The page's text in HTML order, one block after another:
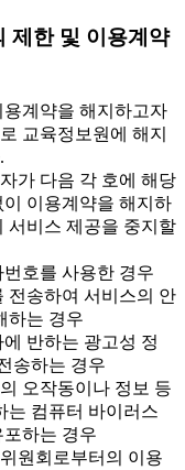
제한 및 이용계약
계약을 해지하고자
교육정보원에 해지
가 다음 각 호에 해당
이용계약을 해지하
서비스 제공을 중지할
호를 사용한 경우
전송하여 서비스의 안
하는 경우
반하는 광고성 정
송하는 경우
오작동이나 정보 등
는 컴퓨터 바이러스
하는 경우
원회로부터의 이용